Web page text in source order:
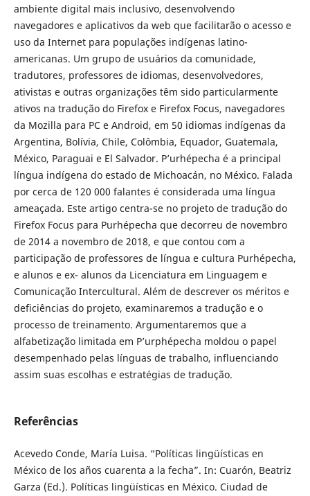
ambiente digital mais inclusivo, desenvolvendo
navegadores e aplicativos da web que facilitarão o acesso e
uso da Internet para populações indígenas latino-
americanas. Um grupo de usuários da comunidade,
tradutores, professores de idiomas, desenvolvedores,
ativistas e outras organizações têm sido particularmente
ativos na tradução do Firefox e Firefox Focus, navegadores
da Mozilla para PC e Android, em 50 idiomas indígenas da
Argentina, Bolívia, Chile, Colômbia, Equador, Guatemala,
México, Paraguai e El Salvador. P’urhépecha é a principal
língua indígena do estado de Michoacán, no México. Falada
por cerca de 120 000 falantes é considerada uma língua
ameaçada. Este artigo centra-se no projeto de tradução do
Firefox Focus para Purhépecha que decorreu de novembro
de 2014 a novembro de 2018, e que contou com a
participação de professores de língua e cultura Purhépecha,
e alunos e ex- alunos da Licenciatura em Linguagem e
Comunicação Intercultural. Além de descrever os méritos e
deficiências do projeto, examinaremos a tradução e o
processo de treinamento. Argumentaremos que a
alfabetização limitada em P’urphépecha moldou o papel
desempenhado pelas línguas de trabalho, influenciando
assim suas escolhas e estratégias de tradução.
Referências
Acevedo Conde, María Luisa. “Políticas lingüísticas en
México de los años cuarenta a la fecha”. In: Cuarón, Beatriz
Garza (Ed.). Políticas lingüísticas en México. Ciudad de